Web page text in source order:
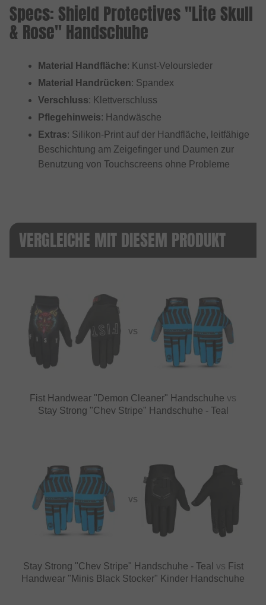
Specs: Shield Protectives "Lite Skull
& Rose" Handschuhe
Material Handfläche: Kunst-Veloursleder
Material Handrücken: Spandex
Verschluss: Klettverschluss
Pflegehinweis: Handwäsche
Extras: Silikon-Print auf der Handfläche, leitfähige
Beschichtung am Zeigefinger und Daumen zur
Benutzung von Touchscreens ohne Probleme
VERGLEICHE MIT DIESEM PRODUKT
VS
Fist Handwear "Demon Cleaner" Handschuhe vs
Stay Strong "Chev Stripe" Handschuhe - Teal
VS
Stay Strong "Chev Stripe" Handschuhe - Teal vs Fist
Handwear "Minis Black Stocker" Kinder Handschuhe